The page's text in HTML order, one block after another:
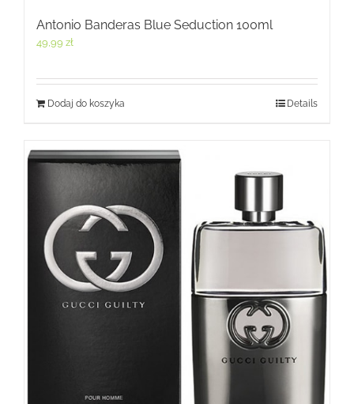
Antonio Banderas Blue Seduction 100ml
49,99 zł
Dodaj do koszyka Details